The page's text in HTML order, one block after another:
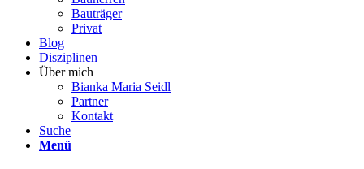
Bauträger
Privat
Blog
Disziplinen
Über mich
Bianka Maria Seidl
Partner
Kontakt
Suche
Menü